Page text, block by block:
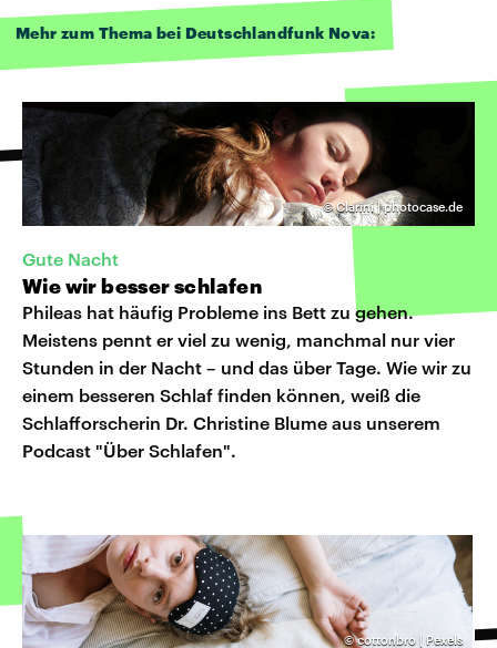
Mehr zum Thema bei Deutschlandfunk Nova:
©Clarini | photocase.de
Gute Nacht
Wie wir besser schlafen
Phileas hat häufig Probleme ins Bett zu gehen.
Meistens pennt er viel zu wenig, manchmal nur vier
Stunden in der Nacht – und das über Tage. Wie wir zu
einem besseren Schlaf finden können, weiß die
Schlafforscherin Dr. Christine Blume aus unserem
Podcast "Über Schlafen".
©cottonbro | Pexels